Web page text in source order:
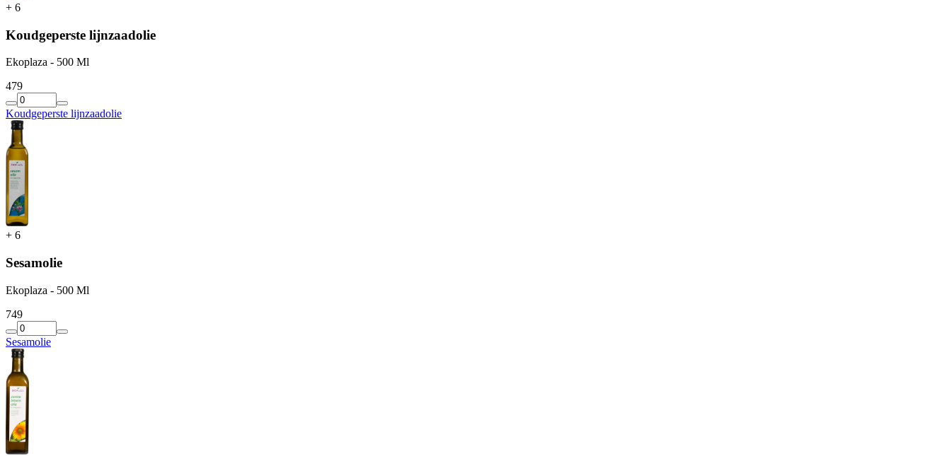
+ 6
Koudgeperste lijnzaadolie
Ekoplaza - 500 Ml
479
Koudgeperste lijnzaadolie
+ 6
Sesamolie
Ekoplaza - 500 Ml
749
Sesamolie